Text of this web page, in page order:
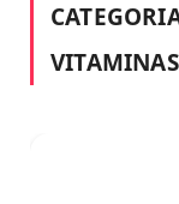
VITAMINAS